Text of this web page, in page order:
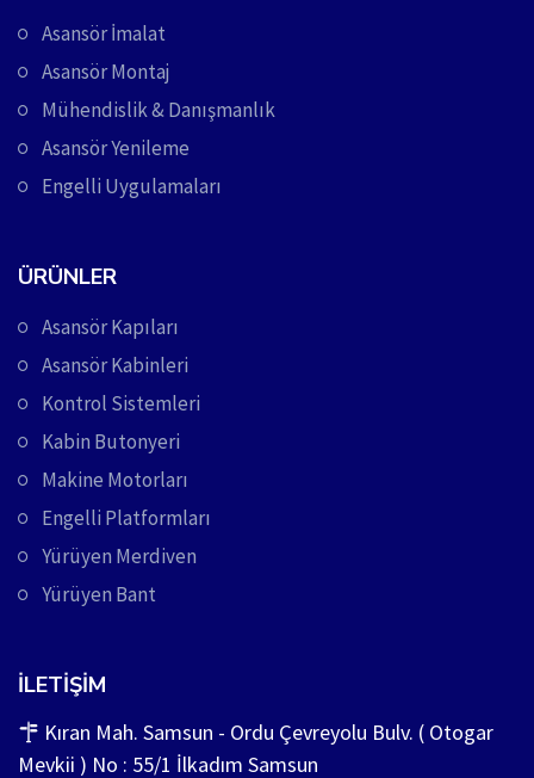
Asansör İmalat
Asansör Montaj
Mühendislik & Danışmanlık
Asansör Yenileme
Engelli Uygulamaları
ÜRÜNLER
Asansör Kapıları
Asansör Kabinleri
Kontrol Sistemleri
Kabin Butonyeri
Makine Motorları
Engelli Platformları
Yürüyen Merdiven
Yürüyen Bant
İLETIŞIM
Kıran Mah. Samsun - Ordu Çevreyolu Bulv. ( Otogar
Mevkii ) No : 55/1 İlkadım Samsun